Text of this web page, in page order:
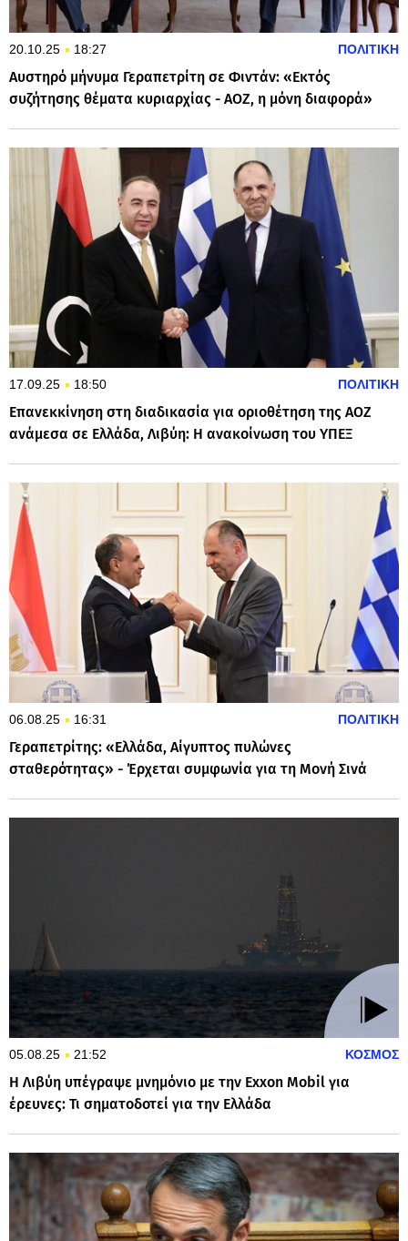
20.10.25 18:27 ΠΟΛΙΤΙΚΗ
Αυστηρό μήνυμα Γεραπετρίτη σε Φιντάν: «Εκτός
συζήτησης θέματα κυριαρχίας - ΑΟΖ, η μόνη διαφορά»
17.09.25 18:50 ΠΟΛΙΤΙΚΗ
Επανεκκίνηση στη διαδικασία για οριοθέτηση της ΑΟΖ
ανάμεσα σε Ελλάδα, Λιβύη: Η ανακοίνωση του ΥΠΕΞ
06.08.25 16:31 ΠΟΛΙΤΙΚΗ
Γεραπετρίτης: «Ελλάδα, Αίγυπτος πυλώνες
σταθερότητας» - Έρχεται συμφωνία για τη Μονή Σινά
05.08.25 21:52 ΚΟΣΜΟΣ
Η Λιβύη υπέγραψε μνημόνιο με την Exxon Mobil για
έρευνες: Τι σηματοδοτεί για την Ελλάδα